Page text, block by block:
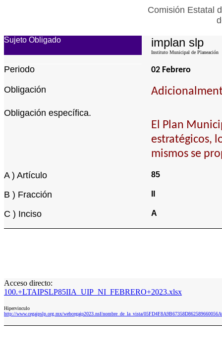
Comisión Estatal
Sujeto Obligado implan slp
Instituto Municipal de Planeación
Periodo 02 Febrero
Obligación
Obligación específica.
El Plan
estratégicos,
mismos se
A ) Artículo 85
B ) Fracción
C ) Inciso A
Acceso directo:
100.+LTAIPSLP85IIA_UIP_NI_FEBRERO+2023.xlsx
Hipervinculo
http://www.cegaipslp.org.mx/webcegaip2023.nsf/nombre_de_la_vista/